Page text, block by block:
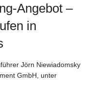
Angebot –
in
Jörn Niewiadomsky
GmbH, unter